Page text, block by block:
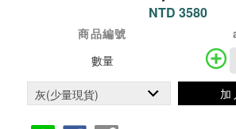
NTD 3580
商品編號
數量